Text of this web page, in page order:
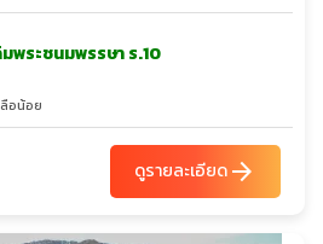
พระชนมพรรษา ร.10
อน้อย
ดูรายละเอียดarrow_forward